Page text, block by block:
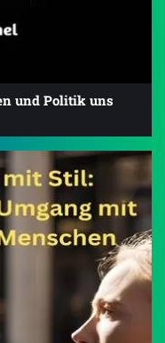
und Politik uns